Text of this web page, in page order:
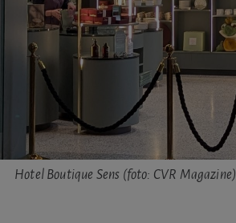
Hotel Boutique Sens (foto: CVR Magazine)